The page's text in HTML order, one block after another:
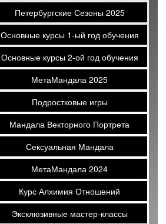
Петербургские Сезоны 2025
Основные курсы 1-ый год обучения
Основные курсы 2-ой год обучения
МетаМандала 2025
Подростковые игры
Мандала Векторного Портрета
Сексуальная Мандала
МетаМандала 2024
Курс Алхимия Отношений
Эксклюзивные мастер-классы